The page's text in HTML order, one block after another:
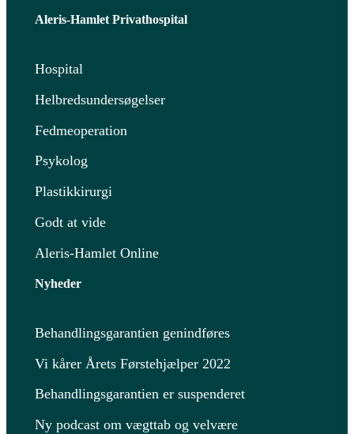
Aleris-Hamlet Privathospital
Hospital
Helbredsundersøgelser
Fedmeoperation
Psykolog
Plastikkirurgi
Godt at vide
Aleris-Hamlet Online
Nyheder
Behandlingsgarantien genindføres
Vi kårer Årets Førstehjælper 2022
Behandlingsgarantien er suspenderet
Ny podcast om vægttab og velvære